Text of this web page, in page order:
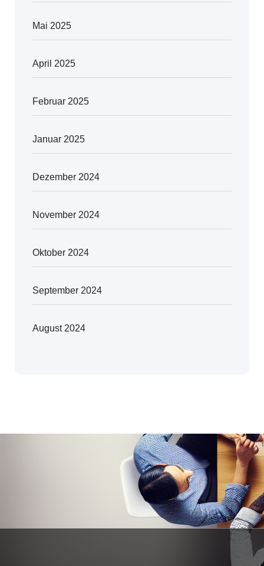
Mai 2025
April 2025
Februar 2025
Januar 2025
Dezember 2024
November 2024
Oktober 2024
September 2024
August 2024